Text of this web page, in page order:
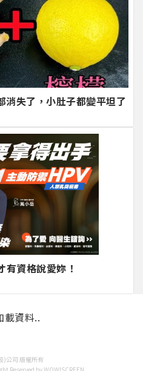
消失了，小肚子都變平坦了
有資格說愛妳！
載資料..
)公司 版權所有